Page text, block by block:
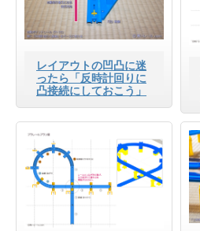
レイアウトの凹凸に迷
ったら「反時計回りに
凸接続にしておこう」